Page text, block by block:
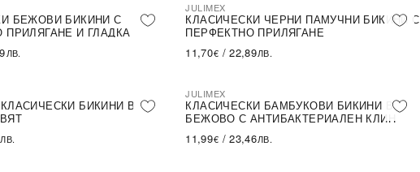
БЕЖОВИ БИКИНИ С
ПРИЛЯГАНЕ И ГЛАДКА
ЛВ.
JULIMEX
КЛАСИЧЕСКИ ЧЕРНИ ПАМУЧНИ БИКИНИ С
ПЕРФЕКТНО ПРИЛЯГАНЕ
11,70€ /22,89ЛВ.
БИКИНИ В
ЛВ.
JULIMEX
КЛАСИЧЕСКИ БАМБУКОВИ БИКИНИ В
БЕЖОВО С АНТИБАКТЕРИАЛЕН КЛИН
11,99€ /23,46ЛВ.